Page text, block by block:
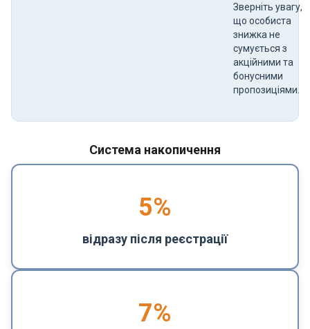
Зверніть увагу,
що особиста
знижка не
сумується з
акційними та
бонусними
пропозиціями.
Система накопичення
5%
відразу після реєстрації
7%